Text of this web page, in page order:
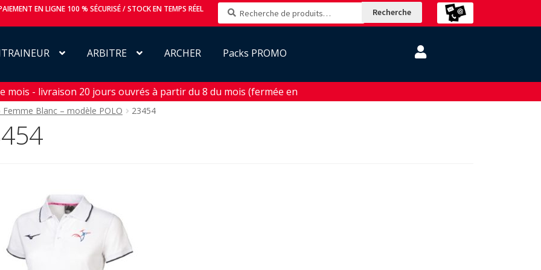
EN LIGNE 100 % SÉCURISÉ / STOCK EN TEMPS RÉEL
Recherche
pour :
Recherche
ARBITRE ARCHER Packs PROMO
mois - livraison 20 jours ouvrés à partir du 8 du mois (fermée en
Blanc – modèle POLO 23454